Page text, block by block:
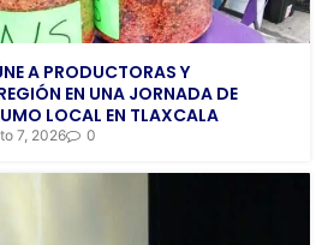
A PRODUCTORAS Y
EN UNA JORNADA DE
LOCAL EN TLAXCALA
7, 2026 0